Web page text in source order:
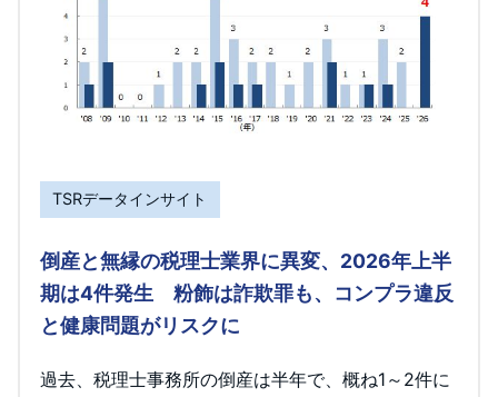
TSRデータインサイト
倒産と無縁の税理士業界に異変、2026年上半
期は4件発生 粉飾は詐欺罪も、コンプラ違反
と健康問題がリスクに
過去、税理士事務所の倒産は半年で、概ね1～2件に